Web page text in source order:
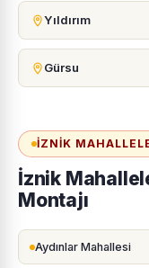
Yıldırım
Gürsu
İZNIK
İznik
Montajı
Aydınlar Mahallesi